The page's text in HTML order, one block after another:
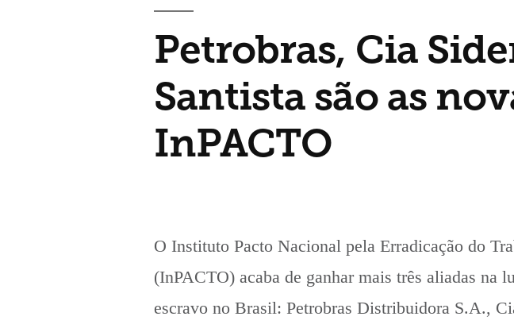
Petrobras, Cia
Santista são as
InPACTO
O Instituto Pacto Nacional pela Erradicação do
(InPACTO) acaba de ganhar mais três aliadas na
escravo no Brasil: Petrobras Distribuidora S.A.,